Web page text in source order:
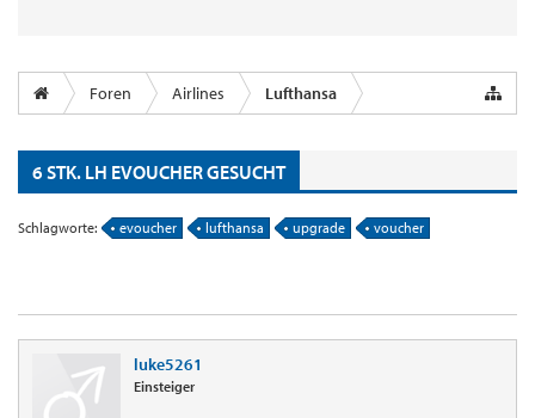
Foren Airlines Lufthansa
6 STK. LH EVOUCHER GESUCHT
Schlagworte: evoucher lufthansa upgrade voucher
luke5261
Einsteiger